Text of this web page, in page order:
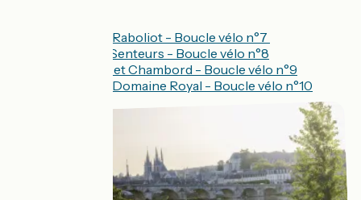
Au Pays de Raboliot - Boucle vélo n°7
Saveurs et Senteurs - Boucle vélo n°8
Entre Blois et Chambord - Boucle vélo n°9
Chambord Domaine Royal - Boucle vélo n°10